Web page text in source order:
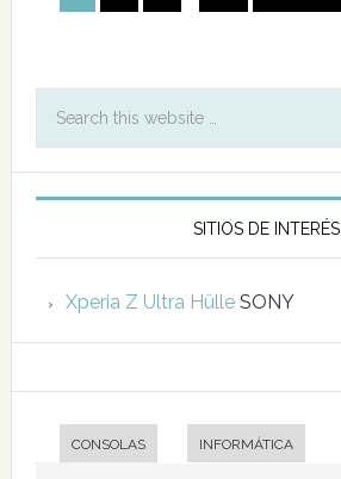
SITIOS DE INTERÉS
Xperia Z Ultra HülleSONY
CONSOLAS INFORMÁTICA